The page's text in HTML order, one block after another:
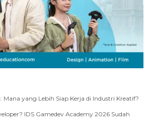
Mana yang Lebih Siap Kerja di Industri Kreatif?
IDS Gamedev Academy 2026 Sudah